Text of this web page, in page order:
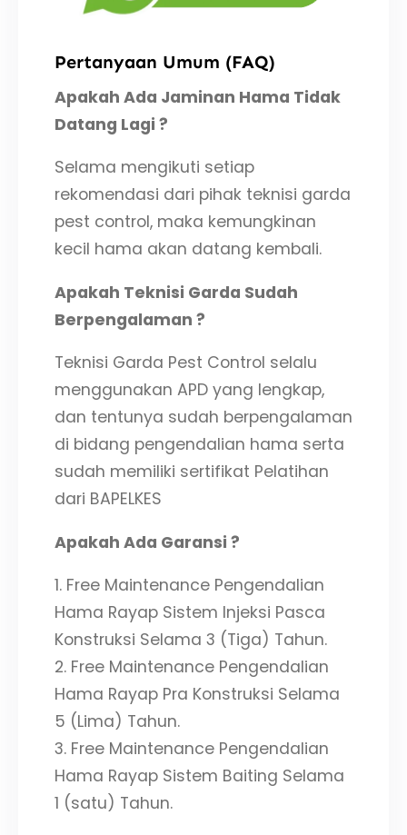
Pertanyaan Umum (FAQ)
Apakah Ada Jaminan Hama Tidak
Datang Lagi ?
Selama mengikuti setiap
rekomendasi dari pihak teknisi garda
pest control, maka kemungkinan
kecil hama akan datang kembali.
Apakah Teknisi Garda Sudah
Berpengalaman ?
Teknisi Garda Pest Control selalu
menggunakan APD yang lengkap,
dan tentunya sudah berpengalaman
di bidang pengendalian hama serta
sudah memiliki sertifikat Pelatihan
dari BAPELKES
Apakah Ada Garansi ?
1. Free Maintenance Pengendalian
Hama Rayap Sistem Injeksi Pasca
Konstruksi Selama 3 (Tiga) Tahun.
2. Free Maintenance Pengendalian
Hama Rayap Pra Konstruksi Selama
5 (Lima) Tahun.
3. Free Maintenance Pengendalian
Hama Rayap Sistem Baiting Selama
1 (satu) Tahun.